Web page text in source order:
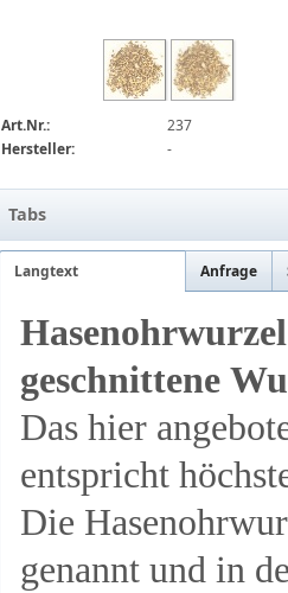
Art.Nr.:
237
Hersteller:
-
Tabs
Langtext Anfrage
geschnittene
Das hier
entspricht
Die
genannt und in